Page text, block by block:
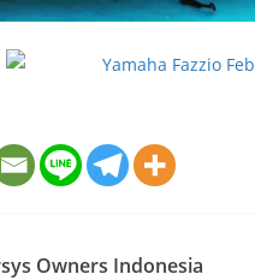
Owners Indonesia